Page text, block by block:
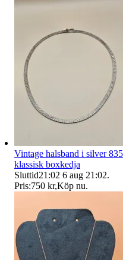
Vintage halsband i silver
klassisk boxkedja
Sluttid21:02 6 aug 21:02.
Pris:750 kr,Köp nu.